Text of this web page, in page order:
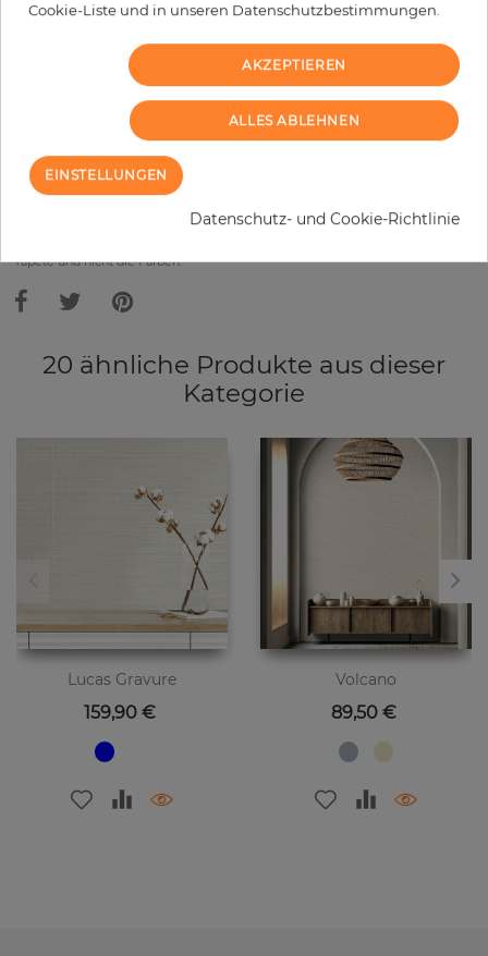
+
IN DEN WARENKORB
MUSTER BESTELLEN
Bitte bedenken Sie, dass es aufgrund unterschiedlicher
Bildschirmeinstellungen zu Abweichungen vom Originalfarbton leicht
Tapete und nicht die Farben.
20 ähnliche Produkte aus dieser
Kategorie
Lucas Gravure
Preis
159,90 €
Volcano
Preis
89,50 €
Cookie-Liste und in unseren Datenschutzbestimmungen.
AKZEPTIEREN
ALLES ABLEHNEN
EINSTELLUNGEN
Datenschutz- und Cookie-Richtlinie